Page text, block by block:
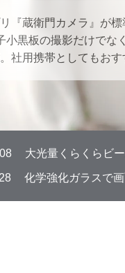
『蔵衛門カメラ』が
小黒板の撮影だけでな
社用携帯としてもおす
大光量くらくらビ
化学強化ガラスで